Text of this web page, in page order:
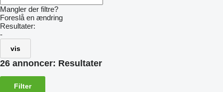
Mangler der filtre?
Foreslå en ændring
Resultater:
-
vis
26 annoncer: Resultater
Filter